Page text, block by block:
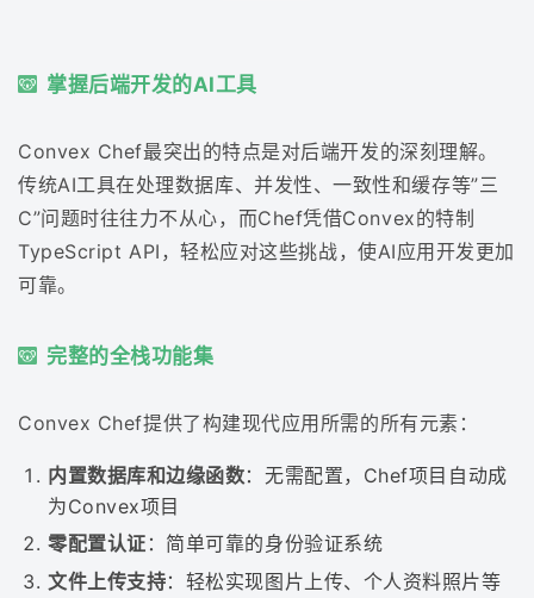
掌握后端开发的AI工具
Convex Chef最突出的特点是对后端开发的深刻理解。
传统AI工具在处理数据库、并发性、一致性和缓存等”三
C”问题时往往力不从心，而Chef凭借Convex的特制
TypeScript API，轻松应对这些挑战，使AI应用开发更加
可靠。
完整的全栈功能集
Convex Chef提供了构建现代应用所需的所有元素：
内置数据库和边缘函数：无需配置，Chef项目自动成
为Convex项目
零配置认证 ：简单可靠的身份验证系统
文件上传支持：轻松实现图片上传、个人资料照片等